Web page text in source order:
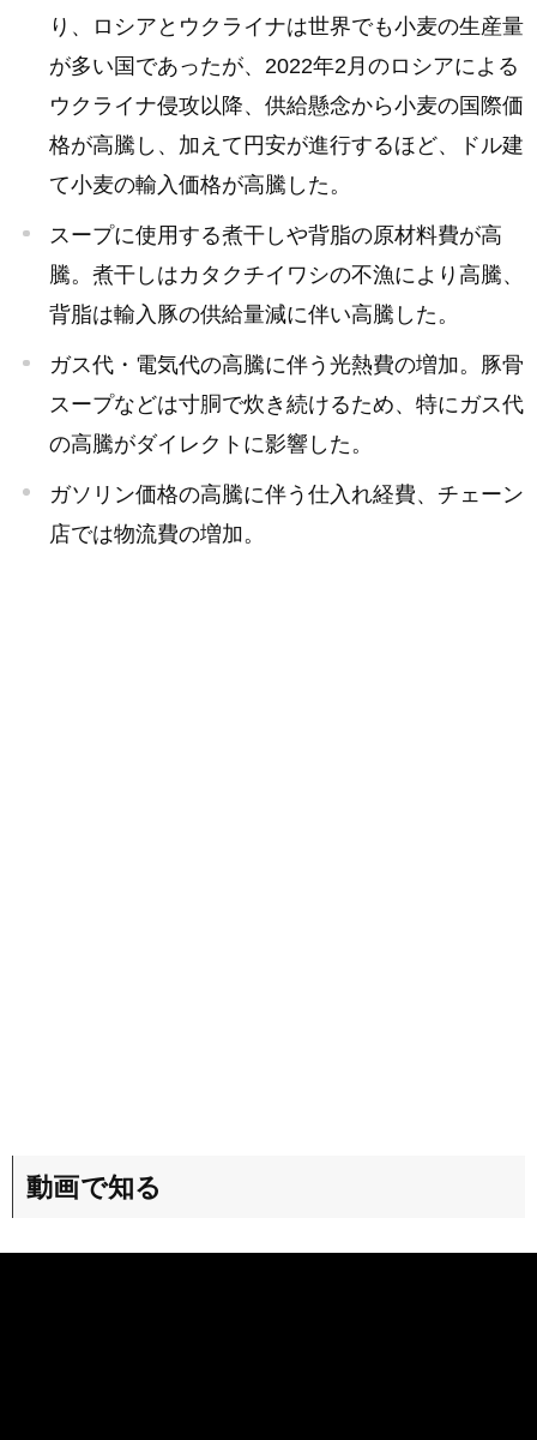
り、ロシアとウクライナは世界でも小麦の生産量
が多い国であったが、2022年2月のロシアによる
ウクライナ侵攻以降、供給懸念から小麦の国際価
格が高騰し、加えて円安が進行するほど、ドル建
て小麦の輸入価格が高騰した。
スープに使用する煮干しや背脂の原材料費が高
騰。煮干しはカタクチイワシの不漁により高騰、
背脂は輸入豚の供給量減に伴い高騰した。
ガス代・電気代の高騰に伴う光熱費の増加。豚骨
スープなどは寸胴で炊き続けるため、特にガス代
の高騰がダイレクトに影響した。
ガソリン価格の高騰に伴う仕入れ経費、チェーン
店では物流費の増加。
動画で知る